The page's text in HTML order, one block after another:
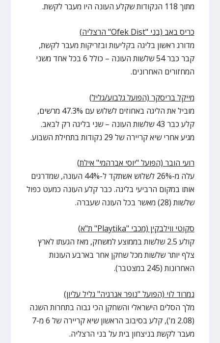
מתוך 118 הנקודות שקלע העונה היו מעבר לקשת.
כריס באב (בני "Ofek Dist" הרצליה)
מדורג ראשון בליגה בקליעות ובזריקות מעבר לקשת,
קבר כבר 54 שלשות העונה – כולל 6 בכל אחד משני
המחזורים האחרונים.
מייקל בריסקר (הפועל גלבוע/גליל)
מוביל את הליגה באחוזים לשלוש עם 47.3% מרשים,
קלע כבר 43 שלשות העונה – שני בליגה רק לבאב.
מגיע אחרי שיא קריירה של 29 נקודות בתחילת השבוע.
רועי הובר (הפועל "יוסי אברהמי" אילת)
עלה מ-26% לשלוש אשתקד ל-44% העונה, שמדרגים
אותו במקום הרביעי בליגה. כבר קלע העונה כמעט כפול
שלשות (28) מאשר בכל העונה שעברה.
סקוטי ווילבקין (מכבי "Playtika" ת"א)
קולע 2.5 שלשות בממוצע למשחק, מאז הגעתו לארץ
צלף יותר שלשות מכל שחקן אחר בארבע העונות
האחרונות (245 במצטבר).
נמרוד לוי (הפועל "נופר אנרגיה" גליל עליון)
מלך הסלים הישראלי והשחקן הכי גבוה בתחרות השנה
(2.08 מ'), קלע בסיבוב הראשון שיא קריירה של 6 מ-7
מעבר לקשת בניצחון בית על בני הרצליה.